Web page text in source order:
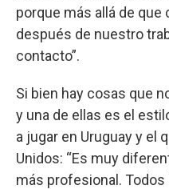
porque más allá de
después de nuestro
contacto”.
Si bien hay cosas que
y una de ellas es el
a jugar en Uruguay y el
Unidos: “Es muy
más profesional.